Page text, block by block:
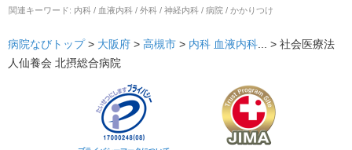
関連キーワード: 内科 / 血液内科 / 外科 / 神経内科 / 病院 / かかりつけ
病院なびトップ > 大阪府 > 高槻市 > 内科 血液内科... > 社会医療法
人仙養会 北摂総合病院